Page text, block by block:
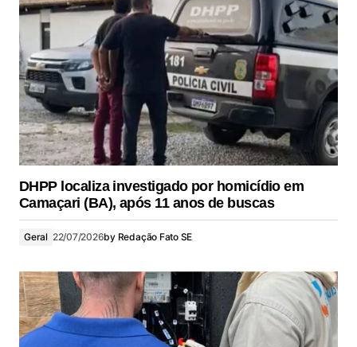
DHPP localiza investigado por homicídio em
Camaçari (BA), após 11 anos de buscas
Geral 22/07/2026by Redação Fato SE